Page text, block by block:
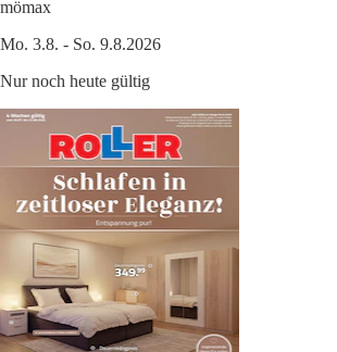
mömax
Mo. 3.8. - So. 9.8.2026
Nur noch heute gültig